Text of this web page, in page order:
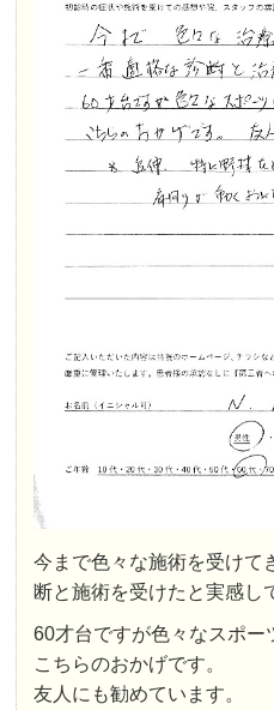
今まで色々な施術を受けて
断と施術を受けたと実感し
60才台ですが色々なスポー
こちらのおかげです。
友人にも勧めています。